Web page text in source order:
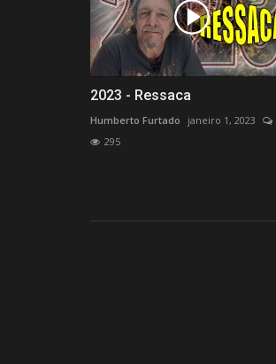
2023 - Ressaca
Humberto Furtado janeiro 1, 2023
295